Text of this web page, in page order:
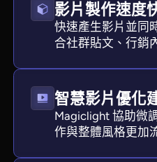
影片製作速度
快速產生影片並同
合社群貼文、行銷
智慧影片優化
Magiclight 協助微
作與整體風格更加